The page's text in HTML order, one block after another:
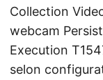
Collection
webcam
Execution
selon